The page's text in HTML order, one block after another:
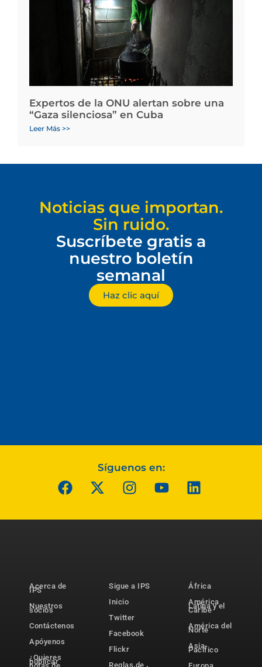
Expertos de la ONU alertan sobre una
“Gaza silenciosa” en Cuba
Leer Más >>
Noticias que importan.
Sin ruido.
Suscríbete gratis a
nuestro boletín
semanal
Haz clic aquí
Síguenos en:
Acerca de
IPS
Nuestros
socios
Contáctenos
Apóyenos
¿Quieres
publicar
Sigue a IPS
Inicio
Twitter
Facebook
Flickr
Reglas de
África
América
Latina y el
Caribe
América del
Norte
Asia-
Pacífico